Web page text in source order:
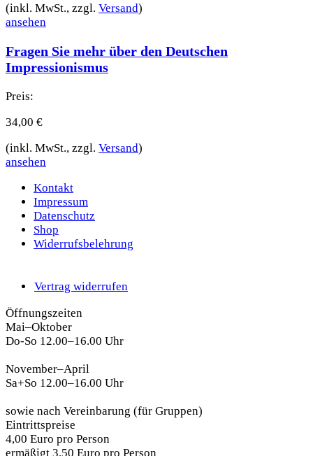
(inkl. MwSt., zzgl. Versand)
ansehen
Fragen Sie mehr über den Deutschen
Impressionismus
Preis:
34,00 €
(inkl. MwSt., zzgl. Versand)
ansehen
Kontakt
Impressum
Datenschutz
Shop
Widerrufsbelehrung
Vertrag widerrufen
Öffnungszeiten
Mai–Oktober
Do-So 12.00–16.00 Uhr
November–April
Sa+So 12.00–16.00 Uhr
sowie nach Vereinbarung (für Gruppen)
Eintrittspreise
4,00 Euro pro Person
ermäßigt 3,50 Euro pro Person